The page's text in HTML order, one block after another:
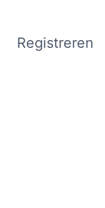
Registreren